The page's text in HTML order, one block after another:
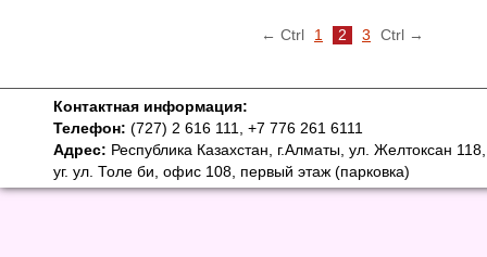
← Ctrl 1 2 3 Ctrl →
Контактная информация:
Телефон: (727) 2 616 111, +7 776 261 6111
Адрес: Республика Казахстан, г.Алматы, ул. Желтоксан 118,
уг. ул. Толе би, офис 108, первый этаж (парковка)